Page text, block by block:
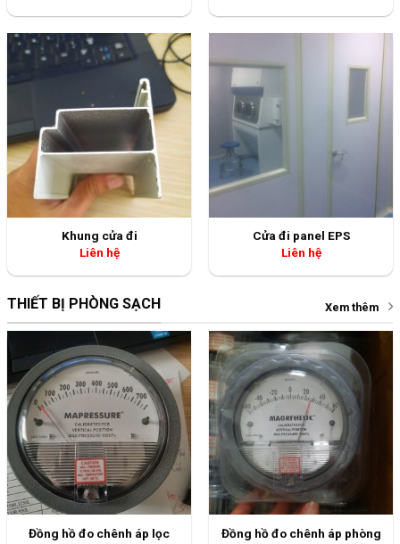
Khung cửa đi
Liên hệ
Cửa đi panel EPS
Liên hệ
THIẾT BỊ PHÒNG SẠCH Xem thêm
Đồng hồ đo chênh áp lọc
Đồng hồ đo chênh áp phòng